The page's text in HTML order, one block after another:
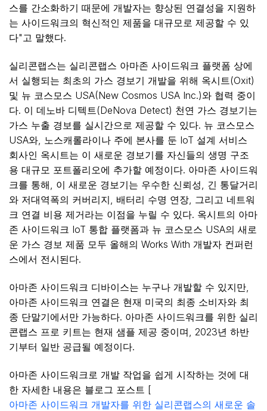
스를 간소화하기 때문에 개발자는 향상된 연결성을 지원하
는 사이드워크의 혁신적인 제품을 대규모로 제공할 수 있
다"고 말했다.
실리콘랩스는 실리콘랩스 아마존 사이드워크 플랫폼 상에
서 실행되는 최초의 가스 경보기 개발을 위해 옥시트(Oxit)
및 뉴 코스모스 USA(New Cosmos USA Inc.)와 협력 중이
다. 이 데노바 디텍트(DeNova Detect) 천연 가스 경보기는
가스 누출 경보를 실시간으로 제공할 수 있다. 뉴 코스모스
USA와, 노스캐롤라이나 주에 본사를 둔 IoT 설계 서비스
회사인 옥시트는 이 새로운 경보기를 자신들의 생명 구조
용 대규모 포트폴리오에 추가할 예정이다. 아마존 사이드워
크를 통해, 이 새로운 경보기는 우수한 신뢰성, 긴 통달거리
와 저대역폭의 커버리지, 배터리 수명 연장, 그리고 네트워
크 연결 비용 제거라는 이점을 누릴 수 있다. 옥시트의 아마
존 사이드워크 IoT 통합 플랫폼과 뉴 코스모스 USA의 새로
운 가스 경보 제품 모두 올해의 Works With 개발자 컨퍼런
스에서 전시된다.
아마존 사이드워크 디바이스는 누구나 개발할 수 있지만,
아마존 사이드워크 연결은 현재 미국의 최종 소비자와 최
종 단말기에서만 가능하다. 아마존 사이드워크를 위한 실리
콘랩스 프로 키트는 현재 샘플 제공 중이며, 2023년 하반
기부터 일반 공급될 예정이다.
아마존 사이드워크로 개발 작업을 쉽게 시작하는 것에 대
한 자세한 내용은 블로그 포스트 [
아마존 사이드워크 개발자를 위한 실리콘랩스의 새로운 솔